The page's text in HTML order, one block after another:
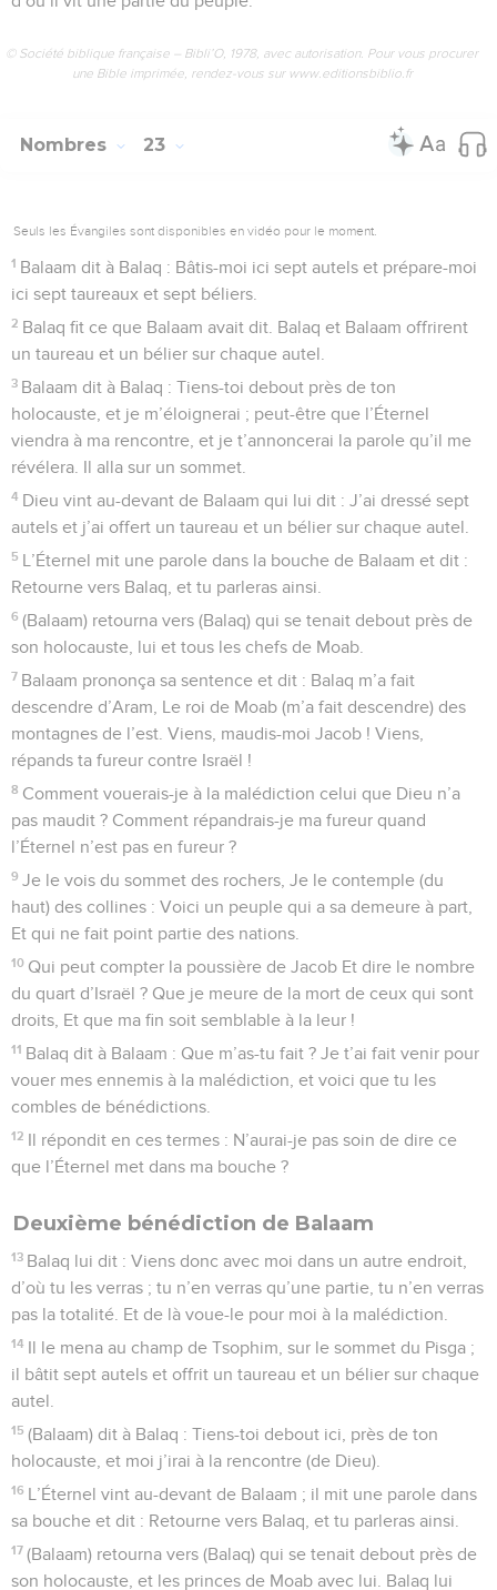
© Société biblique française – Bibli’O, 1978, avec autorisation. Pour vous procurer
une Bible imprimée, rendez-vous sur www.editionsbiblio.fr
Nombres 23
Seuls les Évangiles sont disponibles en vidéo pour le moment.
1 Balaam dit à Balaq : Bâtis-moi ici sept autels et prépare-moi
ici sept taureaux et sept béliers.
2 Balaq fit ce que Balaam avait dit. Balaq et Balaam offrirent
un taureau et un bélier sur chaque autel.
3 Balaam dit à Balaq : Tiens-toi debout près de ton
holocauste, et je m’éloignerai ; peut-être que l’Éternel
viendra à ma rencontre, et je t’annoncerai la parole qu’il me
révélera. Il alla sur un sommet.
4 Dieu vint au-devant de Balaam qui lui dit : J’ai dressé sept
autels et j’ai offert un taureau et un bélier sur chaque autel.
5 L’Éternel mit une parole dans la bouche de Balaam et dit :
Retourne vers Balaq, et tu parleras ainsi.
6 (Balaam) retourna vers (Balaq) qui se tenait debout près de
son holocauste, lui et tous les chefs de Moab.
7 Balaam prononça sa sentence et dit : Balaq m’a fait
descendre d’Aram, Le roi de Moab (m’a fait descendre) des
montagnes de l’est. Viens, maudis-moi Jacob ! Viens,
répands ta fureur contre Israël !
8 Comment vouerais-je à la malédiction celui que Dieu n’a
pas maudit ? Comment répandrais-je ma fureur quand
l’Éternel n’est pas en fureur ?
9 Je le vois du sommet des rochers, Je le contemple (du
haut) des collines : Voici un peuple qui a sa demeure à part,
Et qui ne fait point partie des nations.
10 Qui peut compter la poussière de Jacob Et dire le nombre
du quart d’Israël ? Que je meure de la mort de ceux qui sont
droits, Et que ma fin soit semblable à la leur !
11 Balaq dit à Balaam : Que m’as-tu fait ? Je t’ai fait venir pour
vouer mes ennemis à la malédiction, et voici que tu les
combles de bénédictions.
12 Il répondit en ces termes : N’aurai-je pas soin de dire ce
que l’Éternel met dans ma bouche ?
Deuxième bénédiction de Balaam
13 Balaq lui dit : Viens donc avec moi dans un autre endroit,
d’où tu les verras ; tu n’en verras qu’une partie, tu n’en verras
pas la totalité. Et de là voue-le pour moi à la malédiction.
14 Il le mena au champ de Tsophim, sur le sommet du Pisga ;
il bâtit sept autels et offrit un taureau et un bélier sur chaque
autel.
15 (Balaam) dit à Balaq : Tiens-toi debout ici, près de ton
holocauste, et moi j’irai à la rencontre (de Dieu).
16 L’Éternel vint au-devant de Balaam ; il mit une parole dans
sa bouche et dit : Retourne vers Balaq, et tu parleras ainsi.
17 (Balaam) retourna vers (Balaq) qui se tenait debout près de
son holocauste, et les princes de Moab avec lui. Balaq lui